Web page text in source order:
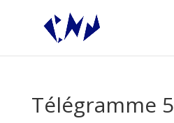
Télégramme